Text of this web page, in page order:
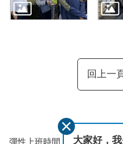
回上一
彈性上班時間：大家好，